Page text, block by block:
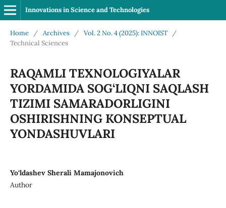
Innovations in Science and Technologies
Home / Archives / Vol. 2 No. 4 (2025): INNOIST
/
Technical Sciences
RAQAMLI TEXNOLOGIYALAR
YORDAMIDA SOG‘LIQNI SAQLASH
TIZIMI SAMARADORLIGINI
OSHIRISHNING KONSEPTUAL
YONDASHUVLARI
Yo‘ldashev Sherali Mamajonovich
Author